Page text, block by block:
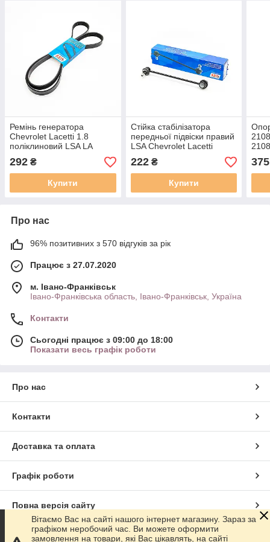
Ремінь генератора
Chevrolet Lacetti 1.8
поліклиновий LSA LA
6РК1873
292 ₴
Купити
Стійка стабілізатора
передньої підвіски правий
LSA Chevrolet Lacetti
1.6/1.8 16V LA
96403100FR
222₴
Купити
375
Про нас
96% позитивних з 570 відгуків за рік
Працює з 27.07.2020
м. Івано-Франківськ
Івано-Франківська область, Івано-Франківськ, Україна
Контакти
Сьогодні працює з 09:00 до 18:00
Показати весь графік роботи
Про нас
Контакти
Доставка та оплата
Графік роботи
Повна версія сайту
Сайт створено на маркетплейсіProm.ua
Вітаємо Вас на сайті нашого інтернет магазину. Зараз за
графіком неробочий час. Ви можете оформити
замовлення на товари, які Вас цікавлять, на сайті